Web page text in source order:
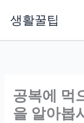
생활꿀팁
공복에 먹
을 알아봅